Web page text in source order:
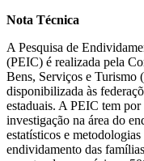
Nota Técnica
A Pesquisa de
(PEIC) é realizada pela
Bens, Serviços e Turismo
disponibilizada às
estaduais. A PEIC tem por
investigação na área do
estatísticos e
endividamento das